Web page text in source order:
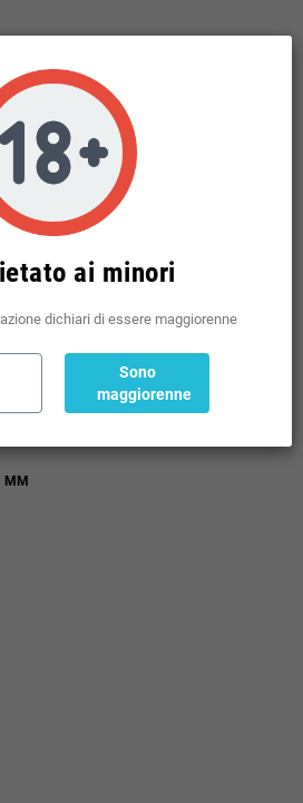
RICAMBIO ZEUS NANO MTL 4
MM
ai minori
dichiari di essere maggiorenne
Sono
maggiorenne